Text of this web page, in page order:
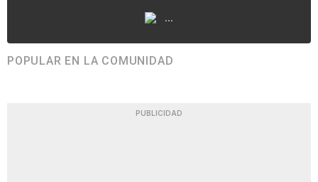
...
POPULAR EN LA COMUNIDAD
PUBLICIDAD